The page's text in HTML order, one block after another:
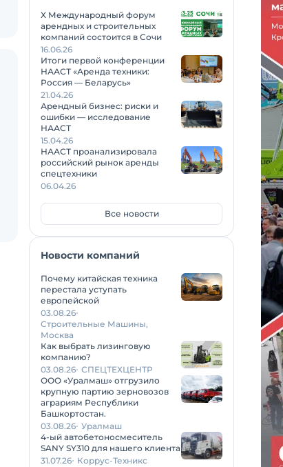
X Международный форум
арендных и строительных
компаний состоится в Сочи
16.06.26
Итоги первой конференции
НААСТ «Аренда техники:
Россия — Беларусь»
21.04.26
Арендный бизнес: риски и
ошибки — исследование
НААСТ
15.04.26
НААСТ проанализировала
российский рынок аренды
спецтехники
06.04.26
Все новости
Новости компаний
Почему китайская техника
перестала уступать
европейской
03.08.26
Строительные Машины,
Москва
Как выбрать лизинговую
компанию?
03.08.26 СПЕЦТЕХЦЕНТР
ООО «Уралмаш» отгрузило
крупную партию зерновозов
аграриям Республики
Башкортостан.
03.08.26 Уралмаш
4-ый автобетоносмеситель
SANY SY310 для нашего клиента
31.07.26 Коррус-Техникс